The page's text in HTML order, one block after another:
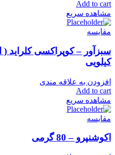
Add to cart
مشاهده سریع
مقایسه
کیلویی
افزودن به علاقه مندی
Add to cart
مشاهده سریع
مقایسه
اکوشنپرو – 80 گرمی